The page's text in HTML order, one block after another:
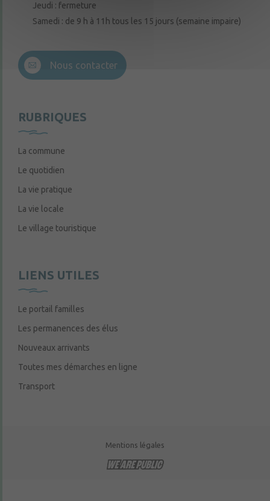
Jeudi : fermeture
Samedi : de 9 h à 11h tous les 15 jours (semaine impaire)
Nous contacter
RUBRIQUES
La commune
Le quotidien
La vie pratique
La vie locale
Le village touristique
LIENS UTILES
Le portail familles
Les permanences des élus
Nouveaux arrivants
Toutes mes démarches en ligne
Transport
Mentions légales